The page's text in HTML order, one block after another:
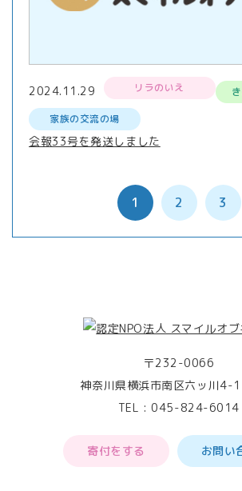
2024.11.29 リラのいえ
家族の交流の場
会報33号を発送しました
1 2 3
〒232-0066
神奈川県横浜市南区六ッ川4-
TEL :045-824-6014
寄付をする お問い